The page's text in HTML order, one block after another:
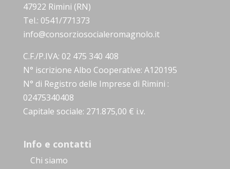
47922 Rimini (RN)
Tel.: 0541/771373
info@consorziosocialeromagnolo.it
C.F./P.IVA: 02 475 340 408
N° iscrizione Albo Cooperative: A120195
N° di Registro delle Imprese di Rimini :
02475340408
Capitale sociale: 271.875,00 € i.v.
Info e contatti
Chi siamo